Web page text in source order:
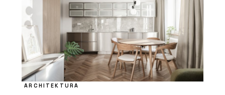
ARCHITEKTURA